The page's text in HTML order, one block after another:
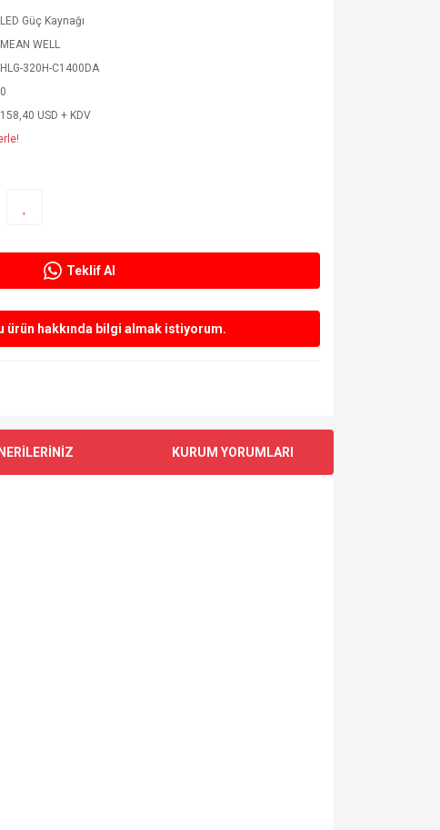
LED Güç Kaynağı
MEAN WELL
HLG-320H-C1400DA
0
158,40 USD + KDV
Teklif Al
ürün hakkında bilgi almak istiyorum.
KURUM YORUMLARI